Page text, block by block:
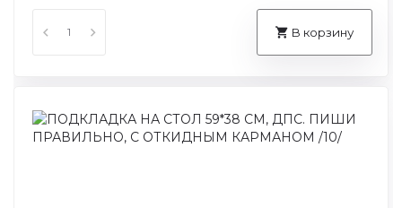
В корзину